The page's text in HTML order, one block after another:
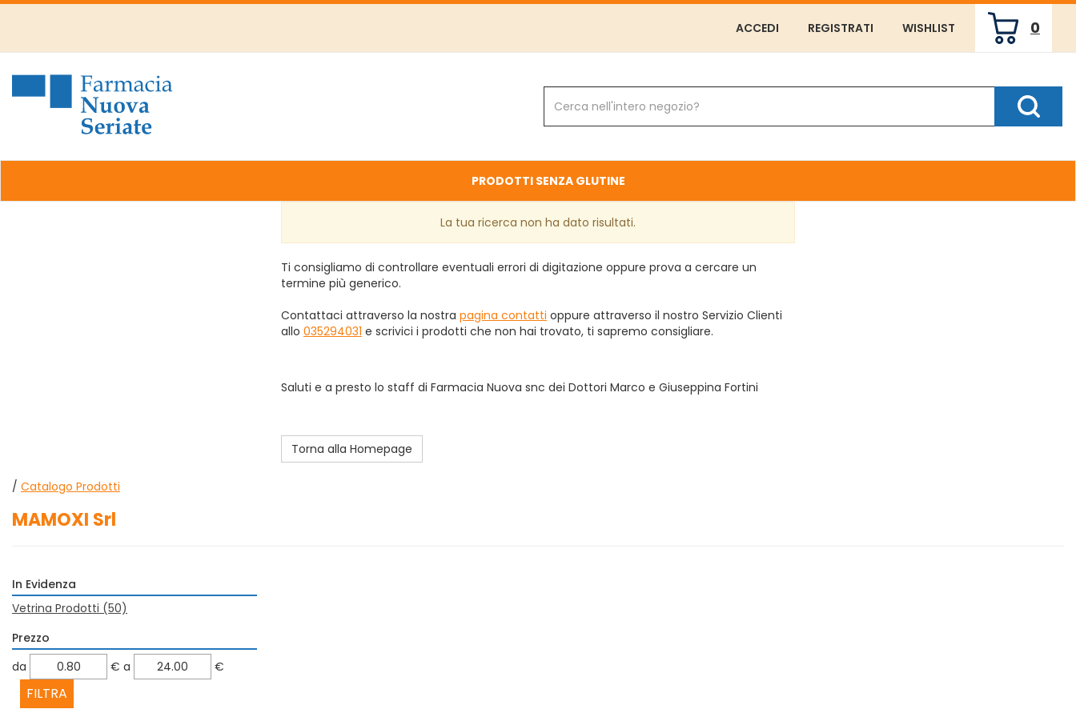
Passa
principale
ACCEDI REGISTRATI WISHLIST 0
ARTICOLI
INSERITI
Farmacia
Nuova
Prodotto
Cerca
PRODOTTI SENZA GLUTINE
La tua ricerca non ha dato risultati.
Ti consigliamo di controllare eventuali errori di digitazione oppure prova a cercare un
termine più generico.
Contattaci attraverso la nostra pagina contatti oppure attraverso il nostro Servizio Clienti
allo 035294031 e scrivici i prodotti che non hai trovato, ti sapremo consigliare.
Saluti e a presto lo staff di Farmacia Nuova snc dei Dottori Marco e Giuseppina Fortini
Torna alla Homepage
/ Catalogo Prodotti
MAMOXI Srl
In Evidenza
Vetrina Prodotti (50)
Prezzo
filtra
da
da € filtra
a €